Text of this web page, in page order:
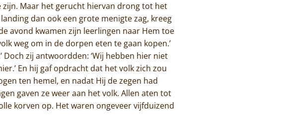
zijn. Maar het gerucht hiervan drong tot het
dan ook een grote menigte zag, kreeg
avond kwamen zijn leerlingen naar Hem toe
weg om in de dorpen eten te gaan kopen.’
Doch zij antwoordden: ‘Wij hebben hier niet
En hij gaf opdracht dat het volk zich zou
ten hemel, en nadat Hij de zegen had
gaven ze weer aan het volk. Allen aten tot
korven op. Het waren ongeveer vijfduizend